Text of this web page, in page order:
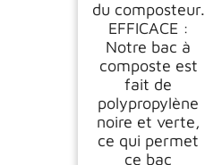
du composteur.
EFFICACE :
Notre bac à
composte est
fait de
polypropylène
noire et verte,
ce qui permet
ce bac